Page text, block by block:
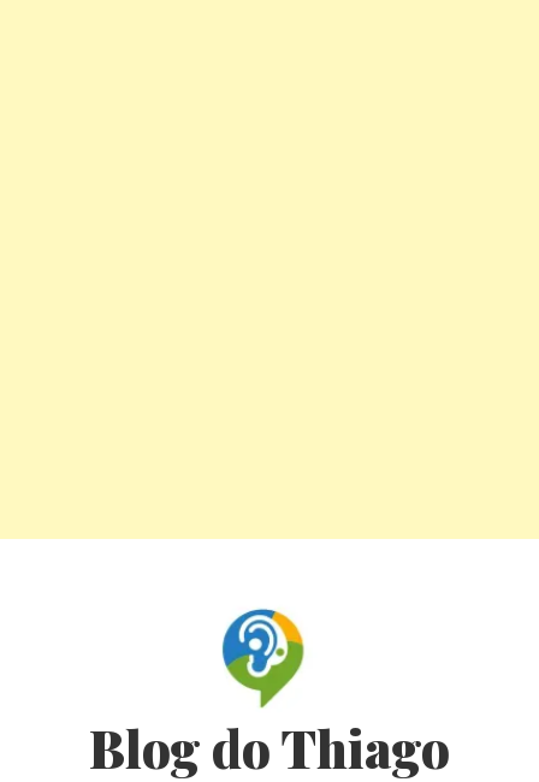
Blog do Thiago